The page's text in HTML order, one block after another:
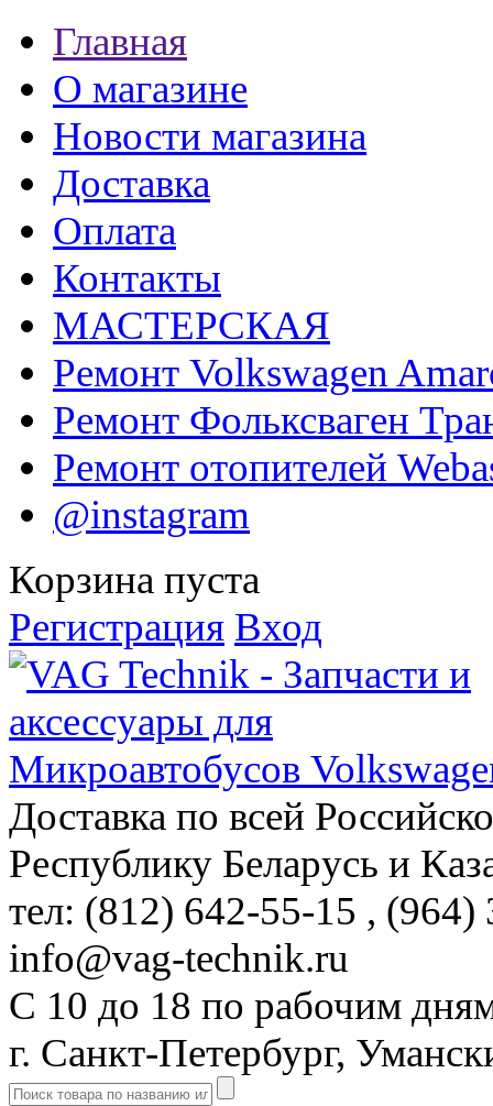
Главная
О магазине
Новости магазина
Доставка
Оплата
Контакты
МАСТЕРСКАЯ
Ремонт Volkswagen
Ремонт Фольксваген
Ремонт отопителей
@instagram
Корзина пуста
Регистрация Вход
Доставка по всей
Республику Беларусь и
тел: (812) 642-55-15 , (964)
info@vag-technik.ru
С 10 до 18 по рабочим
г. Санкт-Петербург,